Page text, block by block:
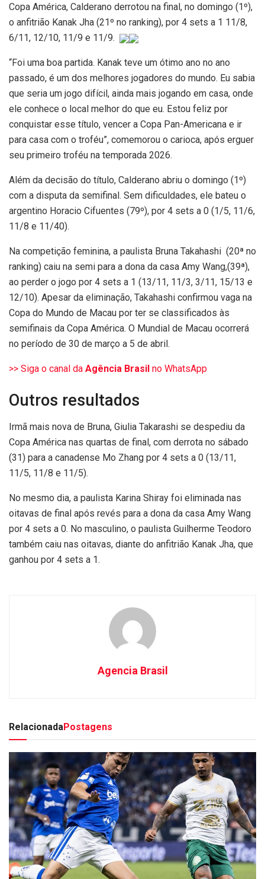
Copa América, Calderano derrotou na final, no domingo (1º),
o anfitrião Kanak Jha (21º no ranking), por 4 sets a 1 11/8,
6/11, 12/10, 11/9 e 11/9.
“Foi uma boa partida. Kanak teve um ótimo ano no ano
passado, é um dos melhores jogadores do mundo. Eu sabia
que seria um jogo difícil, ainda mais jogando em casa, onde
ele conhece o local melhor do que eu. Estou feliz por
conquistar esse título, vencer a Copa Pan-Americana e ir
para casa com o troféu”, comemorou o carioca, após erguer
seu primeiro troféu na temporada 2026.
Além da decisão do título, Calderano abriu o domingo (1º)
com a disputa da semifinal. Sem dificuldades, ele bateu o
argentino Horacio Cifuentes (79º), por 4 sets a 0 (1/5, 11/6,
11/8 e 11/40).
Na competição feminina, a paulista Bruna Takahashi (20ª no
ranking) caiu na semi para a dona da casa Amy Wang,(39ª),
ao perder o jogo por 4 sets a 1 (13/11, 11/3, 3/11, 15/13 e
12/10). Apesar da eliminação, Takahashi confirmou vaga na
Copa do Mundo de Macau por ter se classificados às
semifinais da Copa América. O Mundial de Macau ocorrerá
no período de 30 de março a 5 de abril.
>> Siga o canal da Agência Brasil no WhatsApp
Outros resultados
Irmã mais nova de Bruna, Giulia Takarashi se despediu da
Copa América nas quartas de final, com derrota no sábado
(31) para a canadense Mo Zhang por 4 sets a 0 (13/11,
11/5, 11/8 e 11/5).
No mesmo dia, a paulista Karina Shiray foi eliminada nas
oitavas de final após revés para a dona da casa Amy Wang
por 4 sets a 0. No masculino, o paulista Guilherme Teodoro
também caiu nas oitavas, diante do anfitrião Kanak Jha, que
ganhou por 4 sets a 1.
Agencia Brasil
RelacionadaPostagens